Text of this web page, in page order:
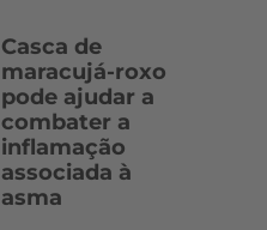
Casca de
maracujá-roxo
pode ajudar a
combater a
inflamação
associada à
asma